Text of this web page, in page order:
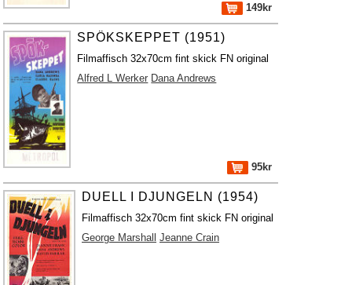
149kr
SPÖKSKEPPET (1951)
Filmaffisch 32x70cm fint skick FN original
Alfred L Werker Dana Andrews
95kr
DUELL I DJUNGELN (1954)
Filmaffisch 32x70cm fint skick FN original
George Marshall
Jeanne Crain